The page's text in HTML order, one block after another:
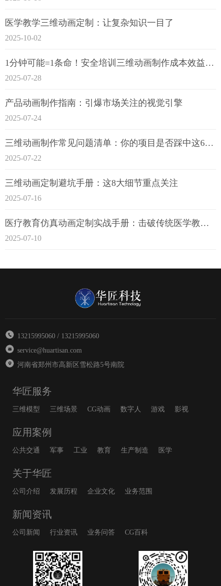
医学教学三维动画定制：让复杂知识一目了
2025-10-02
1分钟可能=1条命！安全培训三维动画制作成本效益深度拆解
2025-07-28
产品动画制作指南：引爆市场关注的视觉引擎
2025-07-24
三维动画制作常见问题清单：你的项目是否踩中这6大技术雷区？
2025-07-22
三维动画定制避坑手册：这8大细节重点关注
2025-07-16
医疗教育仿真动画定制实战手册：击破传统医学教育7大痛点
2025-07-10
13215995060 / 13215995060
service@huartisan.com
河南省郑州市高新区雪松路5号南院
华匠服务
三维模型 三维场景 CG动画 数字人 游戏 影视
应用案例
公共交通 军事 工业 教育 生产制造 医学
关于华匠
公司介绍 发展历程 企业文化 业务范围
新闻资讯
公司新闻 行业资讯 业务问答 CG百科